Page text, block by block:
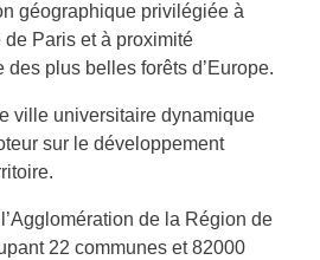
géographique privilégiée à
de Paris et à proximité
des plus belles forêts d’Europe.
ville universitaire dynamique
sur le développement
de la Région de
22 communes et 82000